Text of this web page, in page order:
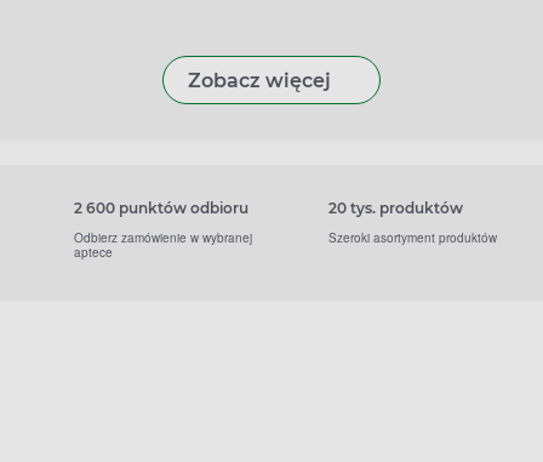
Zobacz więcej
2 600 punktów odbioru
Odbierz zamówienie w wybranej
aptece
20 tys. produktów
Szeroki asortyment produktów